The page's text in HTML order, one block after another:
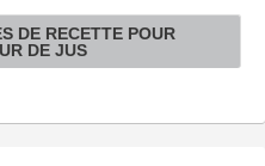
DE RECETTE POUR
DE JUS